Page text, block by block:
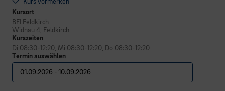
Kurs vormerken
Kursort
BFI Feldkirch
Widnau 4, Feldkirch
Termin auswählen
Kurszeiten
Di 08:30-12:20, Mi 08:30-12:20, Do 08:30-12:20